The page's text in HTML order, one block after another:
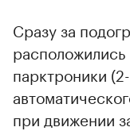
Сразу за
парктроники
при движении